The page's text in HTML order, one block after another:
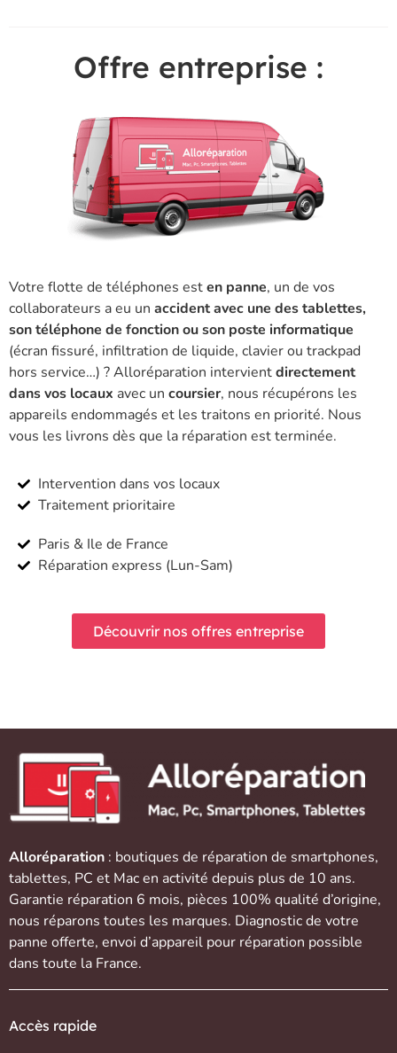
Offre entreprise :
Votre flotte de téléphones esten panne, un de vos
collaborateurs a eu un accident avec une des tablettes,
son téléphone de fonction ou son poste informatique
(écran fissuré, infiltration de liquide, clavier ou trackpad
hors service…) ? Alloréparation intervientdirectement
dans vos locaux avec un coursier, nous récupérons les
appareils endommagés et les traitons en priorité. Nous
vous les livrons dès que la réparation est terminée.
Intervention dans vos locaux
Traitement prioritaire
Paris & Ile de France
Réparation express (Lun-Sam)
Découvrir nos offres entreprise
Alloréparation : boutiques de réparation de smartphones,
tablettes, PC et Macen activité depuis plus de 10 ans.
Garantie réparation 6 mois, pièces 100% qualité d’origine,
nous réparons toutes les marques. Diagnostic de votre
panne offerte, envoi d’appareil pour réparation possible
dans toute la France.
Accès rapide